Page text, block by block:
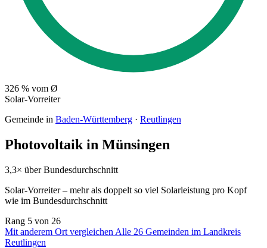
326 % vom Ø
Solar-Vorreiter
Gemeinde in Baden-Württemberg · Reutlingen
Photovoltaik in Münsingen
3,3× über Bundesdurchschnitt
Solar-Vorreiter – mehr als doppelt so viel Solarleistung pro Kopf
wie im Bundesdurchschnitt
Rang 5 von 26
Mit anderem Ort vergleichen Alle 26 Gemeinden im Landkreis
Reutlingen